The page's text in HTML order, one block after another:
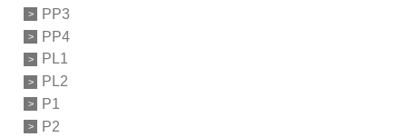
PP3
PP4
PL1
PL2
P1
P2